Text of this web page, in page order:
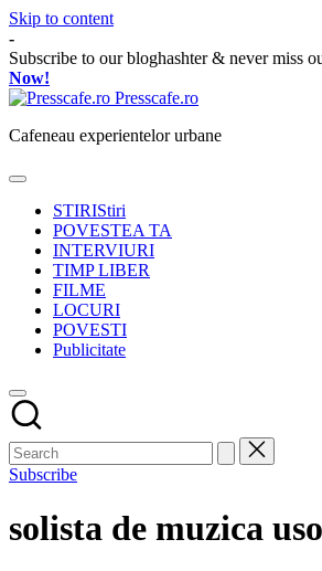
Skip to content
-
Subscribe to our bloghashter & never miss
Now!
Presscafe.ro
Cafeneau experientelor urbane
STIRIStiri
POVESTEA TA
INTERVIURI
TIMP LIBER
FILME
LOCURI
POVESTI
Publicitate
Subscribe
solista de muzica